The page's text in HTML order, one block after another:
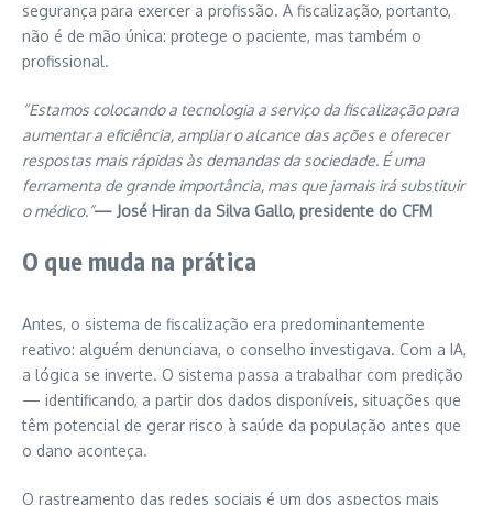
segurança para exercer a profissão. A fiscalização, portanto,
não é de mão única: protege o paciente, mas também o
profissional.
“Estamos colocando a tecnologia a serviço da fiscalização para
aumentar a eficiência, ampliar o alcance das ações e oferecer
respostas mais rápidas às demandas da sociedade. É uma
ferramenta de grande importância, mas que jamais irá substituir
o médico.”— José Hiran da Silva Gallo, presidente do CFM
O que muda na prática
Antes, o sistema de fiscalização era predominantemente
reativo: alguém denunciava, o conselho investigava. Com a IA,
a lógica se inverte. O sistema passa a trabalhar com predição
— identificando, a partir dos dados disponíveis, situações que
têm potencial de gerar risco à saúde da população antes que
o dano aconteça.
O rastreamento das redes sociais é um dos aspectos mais